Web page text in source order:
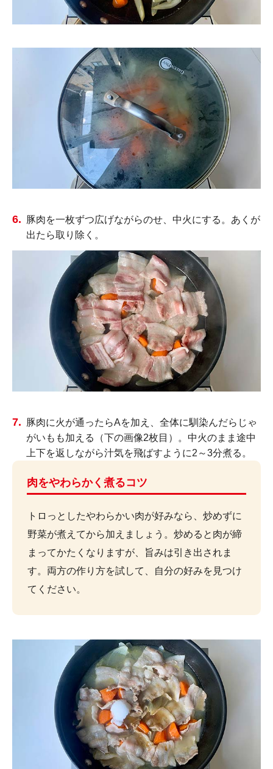
豚肉を一枚ずつ広げながらのせ、中火にする。あくが
出たら取り除く。
豚肉に火が通ったらAを加え、全体に馴染んだらじゃ
がいもも加える（下の画像2枚目）。中火のまま途中
上下を返しながら汁気を飛ばすように2～3分煮る。
肉をやわらかく煮るコツ
トロっとしたやわらかい肉が好みなら、炒めずに
野菜が煮えてから加えましょう。炒めると肉が締
まってかたくなりますが、旨みは引き出されま
す。両方の作り方を試して、自分の好みを見つけ
てください。